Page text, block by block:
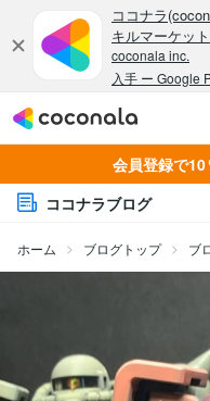
会員登録で10
ココナラブログ
ホーム ブログトップ ブ